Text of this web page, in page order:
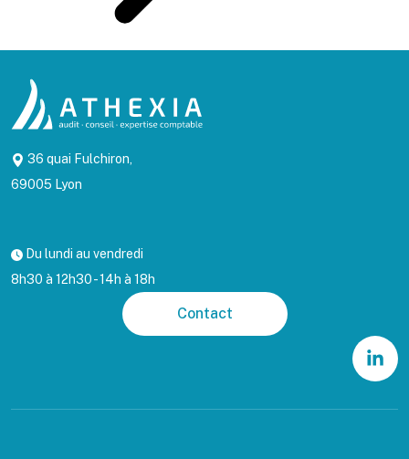
36 quai Fulchiron,
69005 Lyon
Du lundi au vendredi
8h30 à 12h30 - 14h à 18h
Contact